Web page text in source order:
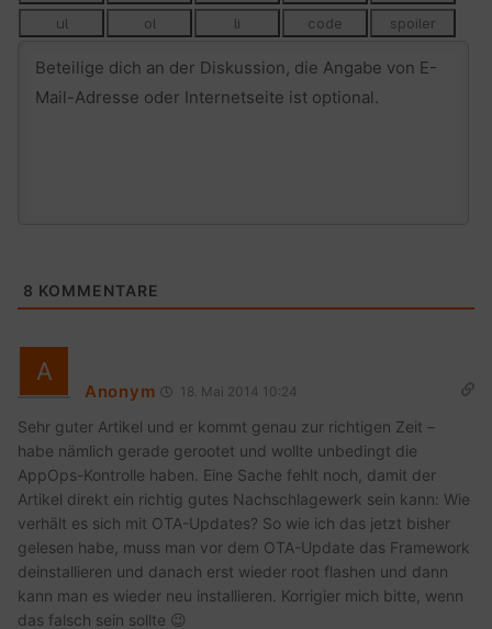
8 KOMMENTARE
Anonym 18. Mai 2014 10:24
Sehr guter Artikel und er kommt genau zur richtigen Zeit –
habe nämlich gerade gerootet und wollte unbedingt die
AppOps-Kontrolle haben. Eine Sache fehlt noch, damit der
Artikel direkt ein richtig gutes Nachschlagewerk sein kann: Wie
verhält es sich mit OTA-Updates? So wie ich das jetzt bisher
gelesen habe, muss man vor dem OTA-Update das Framework
deinstallieren und danach erst wieder root flashen und dann
kann man es wieder neu installieren. Korrigier mich bitte, wenn
das falsch sein sollte 😉